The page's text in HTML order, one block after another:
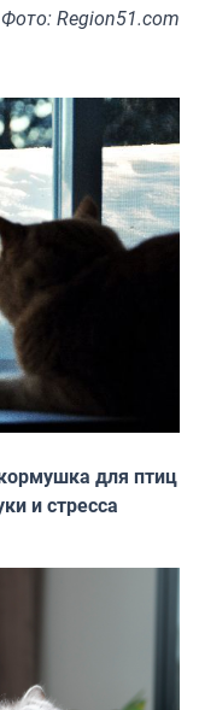
Фото: Region51.com
для птиц
и стресса